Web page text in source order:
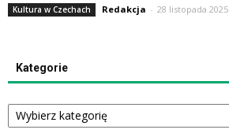
Kultura w Czechach Redakcja - 28 listopada 2025
Kategorie
Kategorie